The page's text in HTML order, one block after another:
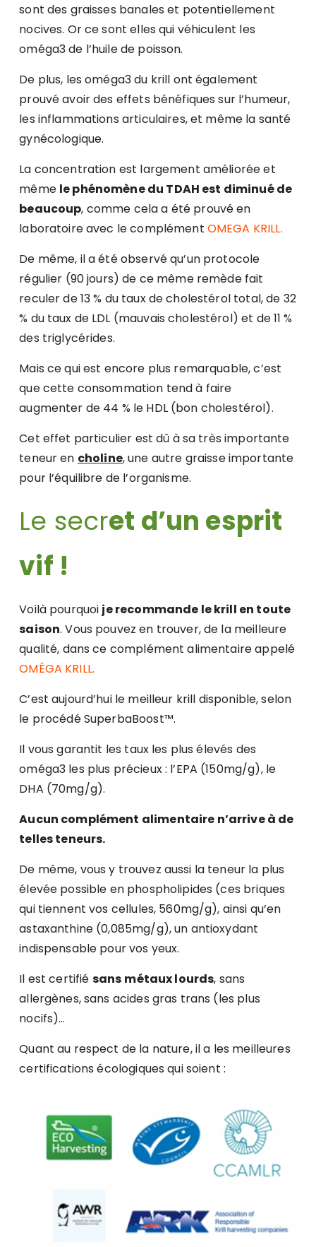
sont des graisses banales et potentiellement
nocives. Or ce sont elles qui véhiculent les
oméga3 de l’huile de poisson.
De plus, les oméga3 du krill ont également
prouvé avoir des effets bénéfiques sur l’humeur,
les inflammations articulaires, et même la santé
gynécologique.
La concentration est largement améliorée et
même le phénomène du TDAH est diminué de
beaucoup, comme cela a été prouvé en
laboratoire avec le complément OMEGA KRILL.
De même, il a été observé qu’un protocole
régulier (90 jours) de ce même remède fait
reculer de 13 % du taux de cholestérol total, de 32
% du taux de LDL (mauvais cholestérol) et de 11 %
des triglycérides.
Mais ce qui est encore plus remarquable, c’est
que cette consommation tend à faire
augmenter de 44 % le HDL (bon cholestérol).
Cet effet particulier est dû à sa très importante
teneur en choline, une autre graisse importante
pour l’équilibre de l’organisme.
Le secret d’un esprit
vif !
Voilà pourquoi je recommande le krill en toute
saison. Vous pouvez en trouver, de la meilleure
qualité, dans ce complément alimentaire appelé
OMÉGA KRILL.
C’est aujourd’hui le meilleur krill disponible, selon
le procédé SuperbaBoost™.
Il vous garantit les taux les plus élevés des
oméga3 les plus précieux : l’EPA (150mg/g), le
DHA (70mg/g).
Aucun complément alimentaire n’arrive à de
telles teneurs.
De même, vous y trouvez aussi la teneur la plus
élevée possible en phospholipides (ces briques
qui tiennent vos cellules, 560mg/g), ainsi qu’en
astaxanthine (0,085mg/g), un antioxydant
indispensable pour vos yeux.
Il est certifié sans métaux lourds, sans
allergènes, sans acides gras trans (les plus
nocifs)…
Quant au respect de la nature, il a les meilleures
certifications écologiques qui soient :